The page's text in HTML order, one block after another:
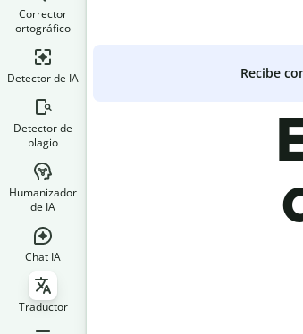
Corrector
ortográfico
Detector de IA
Detector de
plagio
Humanizador
de IA
Chat IA
Traductor
Recibe